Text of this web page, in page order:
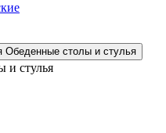
Обеденные столы и стулья